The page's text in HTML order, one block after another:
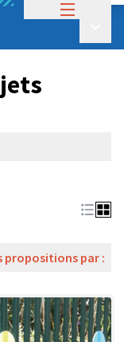
propositions par :